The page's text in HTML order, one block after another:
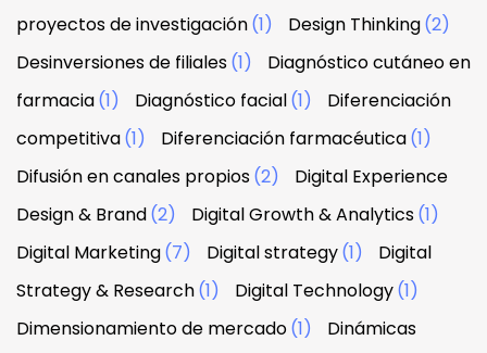
proyectos de investigación(1) Design Thinking(2)
Desinversiones de filiales(1)
Diagnóstico cutáneo en
farmacia(1) Diagnóstico facial(1)
Diferenciación
competitiva(1) Diferenciación farmacéutica(1)
Difusión en canales propios(2)
Digital Experience
Design & Brand(2) Digital Growth & Analytics(1)
Digital Marketing(7) Digital strategy(1)
Digital
Strategy & Research(1) Digital Technology(1)
Dimensionamiento de mercado(1)
Dinámicas